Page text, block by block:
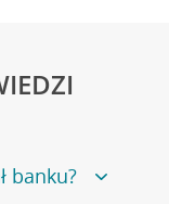
banku?